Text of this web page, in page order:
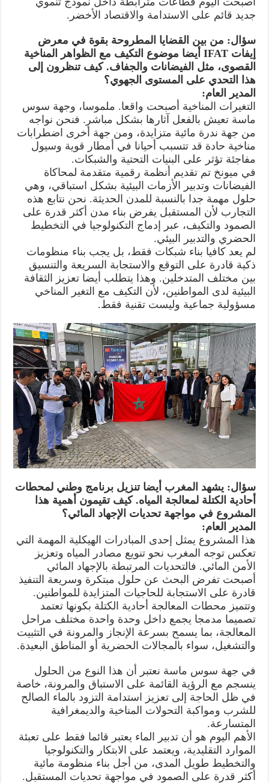
جديد قائم على الاستدامة والاقتصاد الأخضر.
سؤال: من بين القضايا المطروحة بقوة في معرض
إيفات IFAT أيضا موضوع التكيف مع الظواهر المناخية
القصوى، مثل الفيضانات والجفاف. كيف تنظرون إلى
هذا التحدي على المستوى الجهوي؟
المدير العام:
التغيرات المناخية أصبحت واقعا. ملموسا، وجهة سوس
ماسة تعيش بالفعل آثارها بشكل مباشر. فنحن نواجه
من جهة ندرة مائية متزايدة، ومن جهة أخرى اضطرابات
مناخية حادة قد تتسبب أحيانا في أمطار قوية وسيول
مفاجئة تؤثر على البنيات التحتية والشبكات.
في ميونخ تم تقديم أنظمة رقمية متقدمة لمحاكاة
الفيضانات وتدبير الأزمات البيئية بشكل استباقي، وهي
حلول مهمة جدا بالنسبة للمدن الحديثة. نحن نتابع هذه
التجارب لأن المستقبل يفرض بناء مدن أكثر قدرة على
الصمود والتكيف، عبر إدماج التكنولوجيا في التخطيط
الحضري والتدبير البيئي.
لم يعد كافيا بناء شبكات فقط، بل يجب بناء منظومات
ذكية قادرة على التوقع والاستجابة السريعة والتنسيق
بين مختلف المتدخلين. وهذا يتطلب أيضا تعزيز الثقافة
البيئية لدى المواطنين، لأن التكيف مع التغير المناخي
مسؤولية جماعية وليست تقنية فقط.
سؤال: يشهد المغرب أيضا تنزيل برنامج وطني لمحطات
أحادية الكتلة لمعالجة المياه. كيف تقيمون أهمية هذا
المشروع في مواجهة تحديات الإجهاد المائي؟
المدير العام:
هذا المشروع يمثل إحدى المبادرات الهيكلية المهمة التي
تعكس توجه المغرب نحو تنويع مصادر المياه وتعزيز
الأمن المائي. فالتحديات المرتبطة بالإجهاد المائي
أصبحت تفرض البحث عن حلول مبتكرة وسريعة التنفيذ
قادرة على الاستجابة للحاجيات المتزايدة للمواطنين.
وتتميز محطات المعالجة أحادية الكتلة بكونها تعتمد
تصميما مدمجا يجمع داخل وحدة واحدة مختلف مراحل
المعالجة، بما يسمح بسرعة الإنجاز والمرونة في التثبيت
والتشغيل، سواء بالمجالات الحضرية أو المناطق البعيدة.
في جهة سوس ماسة نعتبر أن هذا النوع من الحلول
ينسجم مع الرؤية القائمة على الاستباق والمرونة، خاصة
في ظل الحاجة إلى تعزيز استدامة التزود بالماء الصالح
للشرب ومواكبة التحولات المناخية والديمغرافية
المتسارعة.
الأهم اليوم هو أن تدبير الماء يعتبر قائما فقط على تعبئة
الموارد التقليدية، ويعتمد على الابتكار والتكنولوجيا
والتخطيط طويل المدى، من أجل بناء منظومة مائية
أكثر قدرة على الصمود في مواجهة تحديات المستقبل.